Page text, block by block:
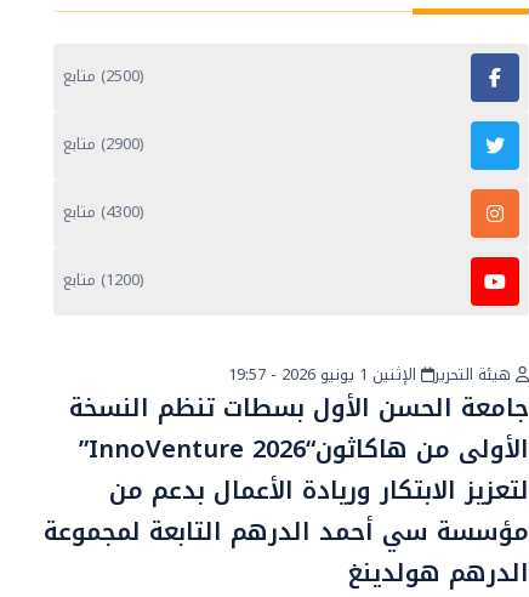
(2500) متابع
(2900) متابع
(4300) متابع
(1200) متابع
أخبار عامة
هيئة التحرير الإثنين 1 يونيو 2026 - 19:57
جامعة الحسن الأول بسطات تنظم النسخة
الأولى من هاكاثون“InnoVenture 2026”
لتعزيز الابتكار وريادة الأعمال بدعم من
مؤسسة سي أحمد الدرهم التابعة لمجموعة
الدرهم هولدينغ